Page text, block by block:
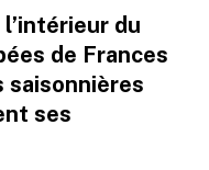
du
de Frances
saisonnières
ses